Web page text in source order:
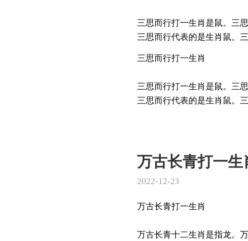
三思而行打一生肖是鼠。三
三思而行代表的是生肖鼠。
三思而行打一生肖
三思而行打一生肖是鼠。三
三思而行代表的是生肖鼠。
万古长青打一生
2022-12-23
万古长青打一生肖
万古长青十二生肖是指龙。